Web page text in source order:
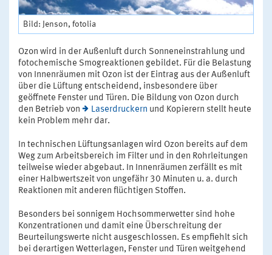
Bild: Jenson, fotolia
Ozon wird in der Außenluft durch Sonneneinstrahlung und
fotochemische Smogreaktionen gebildet. Für die Belastung
von Innenräumen mit Ozon ist der Eintrag aus der Außenluft
über die Lüftung entscheidend, insbesondere über
geöffnete Fenster und Türen. Die Bildung von Ozon durch
den Betrieb von
Laserdruckern und Kopierern stellt heute
kein Problem mehr dar.
In technischen Lüftungsanlagen wird Ozon bereits auf dem
Weg zum Arbeitsbereich im Filter und in den Rohrleitungen
teilweise wieder abgebaut. In Innenräumen zerfällt es mit
einer Halbwertszeit von ungefähr 30 Minuten u. a. durch
Reaktionen mit anderen flüchtigen Stoffen.
Besonders bei sonnigem Hochsommerwetter sind hohe
Konzentrationen und damit eine Überschreitung der
Beurteilungswerte nicht ausgeschlossen. Es empfiehlt sich
bei derartigen Wetterlagen, Fenster und Türen weitgehend